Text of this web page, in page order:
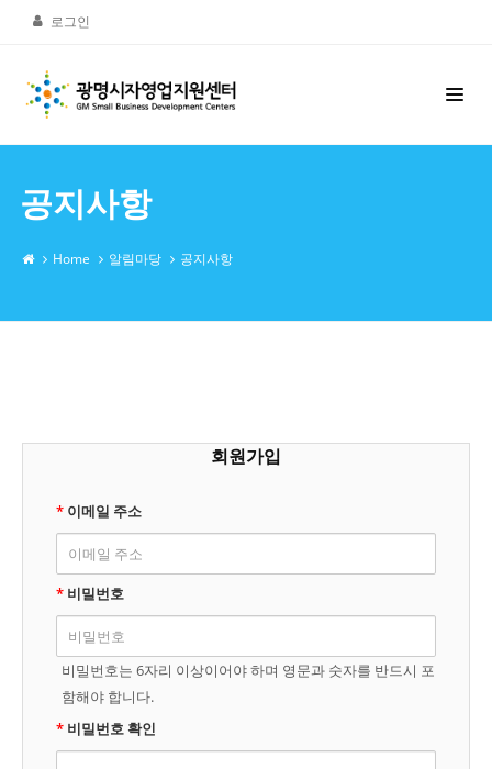
로그인
공지사항
Home 알림마당 공지사항
회원가입
* 이메일 주소
* 비밀번호
비밀번호는 6자리 이상이어야 하며 영문과 숫자를 반드시 포
함해야 합니다.
* 비밀번호 확인